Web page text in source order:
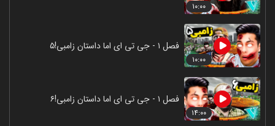
۱۰:۰۰
۱۰:۰۰
فصل ۱ - جی تی ای اما داستان زامبی!۵
۱۴:۰۰
فصل ۱ - جی تی ای اما داستان زامبی!۶